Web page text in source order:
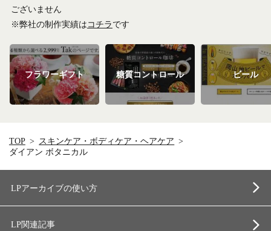
ございません
※弊社の制作実績はコチラです
フラワーギフト 糖質コントロール ビール
TOP
スキンケア・ボディケア・ヘアケア
ダイアン ボタニカル
LPアーカイブの使い方
LP関連記事